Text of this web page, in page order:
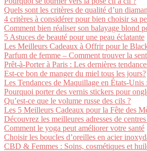
Quels sont les critères de qualité d’un
4 critères à considérer pour bien choisir sa
Comment bien réaliser son balayage blond
5 Astuces de beauté pour une peau éclatante
Les Meilleurs Cadeaux à Offrir pour le
Parfum de femme – Comment trouver la
Prêt-à-Porter à Paris : Les dernières
Est-ce bon de manger du miel tous les jours?
Les Tendances de Maquillage en États-
Pourquoi porter des vernis stickers pour
Qu’est-ce que le volume russe des cils ?
Les 5 Meilleurs Cadeaux pour la Fête des
Découvrez les meilleures adresses de
Comment le yoga peut améliorer votre santé
Choisir les boucles d’oreilles en acier
CBD & Femmes : Soins, cosmétiques et